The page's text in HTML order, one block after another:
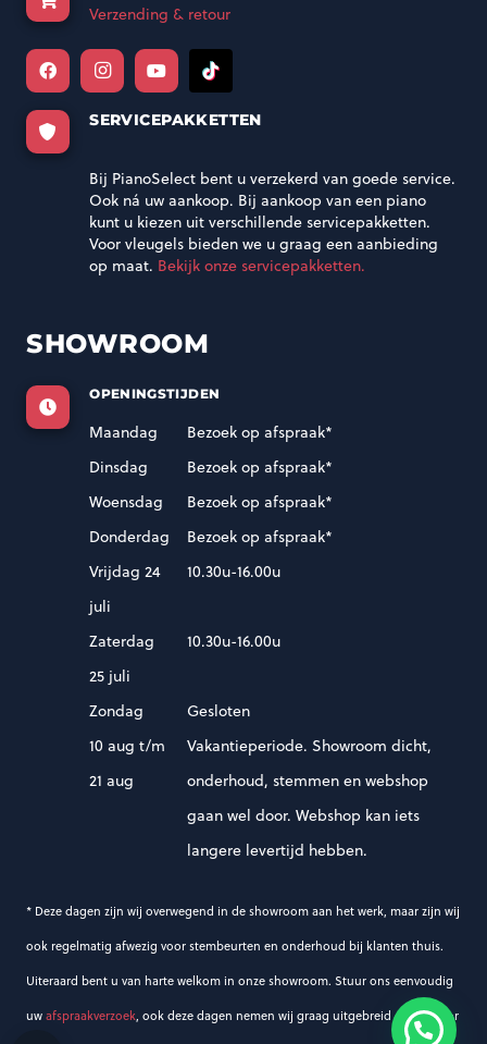
Verzending & retour
SERVICEPAKKETTEN
Bij PianoSelect bent u verzekerd van goede service.
Ook ná uw aankoop. Bij aankoop van een piano
kunt u kiezen uit verschillende servicepakketten.
Voor vleugels bieden we u graag een aanbieding
op maat. Bekijk onze servicepakketten.
SHOWROOM
OPENINGSTIJDEN
Maandag
Bezoek op afspraak*
Dinsdag
Bezoek op afspraak*
Woensdag
Bezoek op afspraak*
Donderdag
Bezoek op afspraak*
Vrijdag 24
juli
10.30u-16.00u
Zaterdag
25 juli
10.30u-16.00u
Zondag
Gesloten
10 aug t/m
21 aug
Vakantieperiode. Showroom dicht,
onderhoud, stemmen en webshop
gaan wel door. Webshop kan iets
langere levertijd hebben.
* Deze dagen zijn wij overwegend in de showroom aan het werk, maar zijn wij
ook regelmatig afwezig voor stembeurten en onderhoud bij klanten thuis.
Uiteraard bent u van harte welkom in onze showroom. Stuur ons eenvoudig
uwafspraakverzoek, ook deze dagen nemen wij graag uitgebreid de tijd voor